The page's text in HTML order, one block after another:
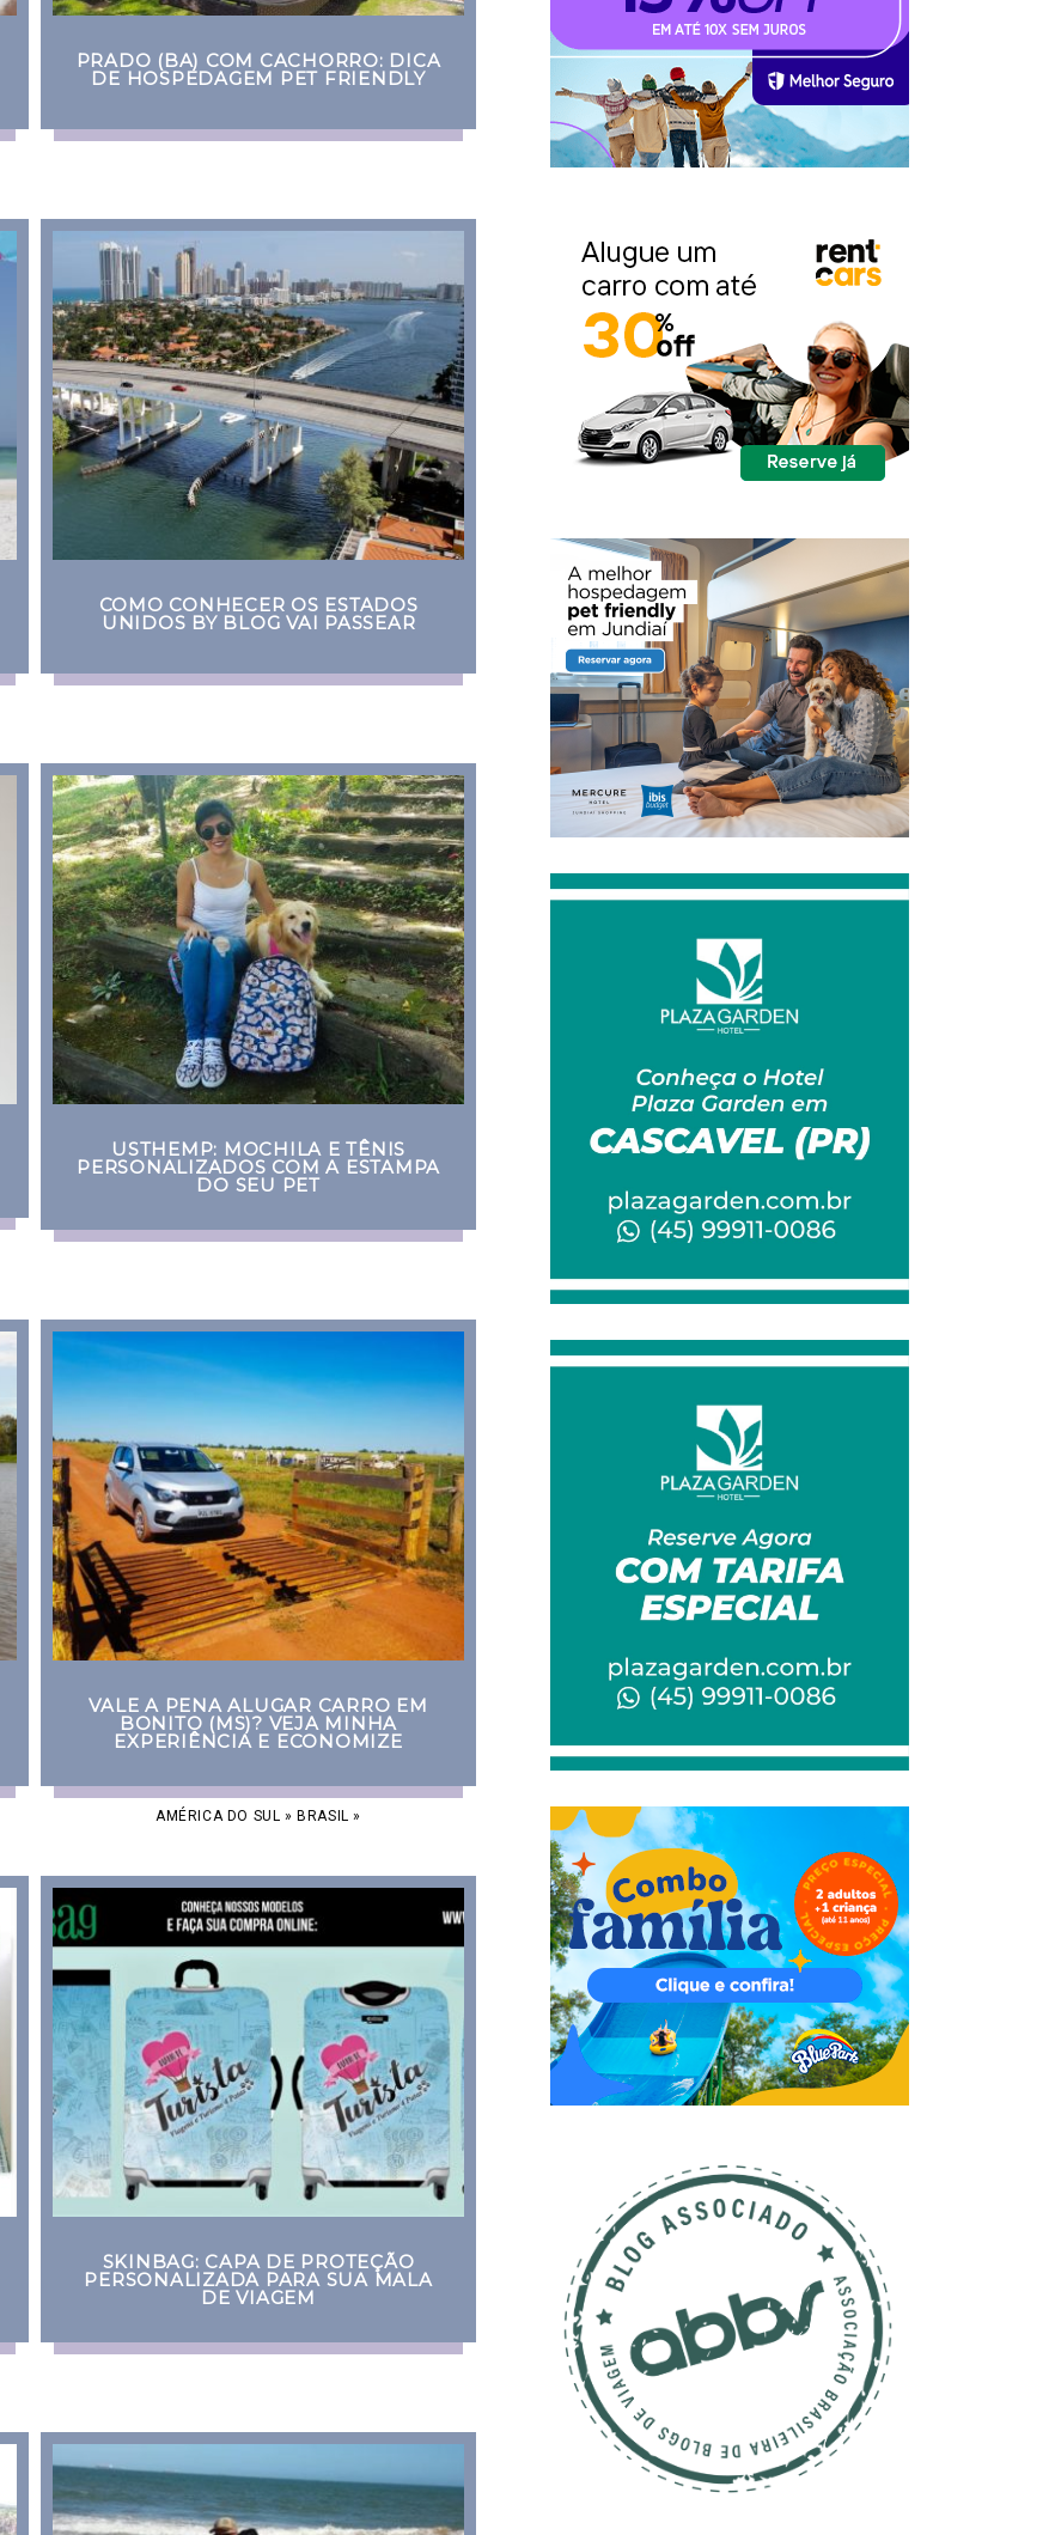
PRADO (BA) COM CACHORRO: DICA
DE HOSPEDAGEM PET FRIENDLY
COMO CONHECER OS ESTADOS
UNIDOS BY BLOG VAI PASSEAR
USTHEMP: MOCHILA E TÊNIS
PERSONALIZADOS COM A ESTAMPA
DO SEU PET
VALE A PENA ALUGAR CARRO EM
BONITO (MS)? VEJA MINHA
EXPERIÊNCIA E ECONOMIZE
AMÉRICA DO SUL » BRASIL »
SKINBAG: CAPA DE PROTEÇÃO
PERSONALIZADA PARA SUA MALA
DE VIAGEM